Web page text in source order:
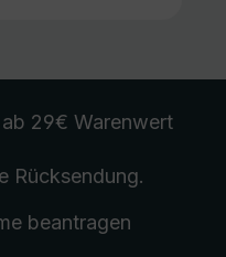
ab 29€ Warenwert
Rücksendung.
beantragen